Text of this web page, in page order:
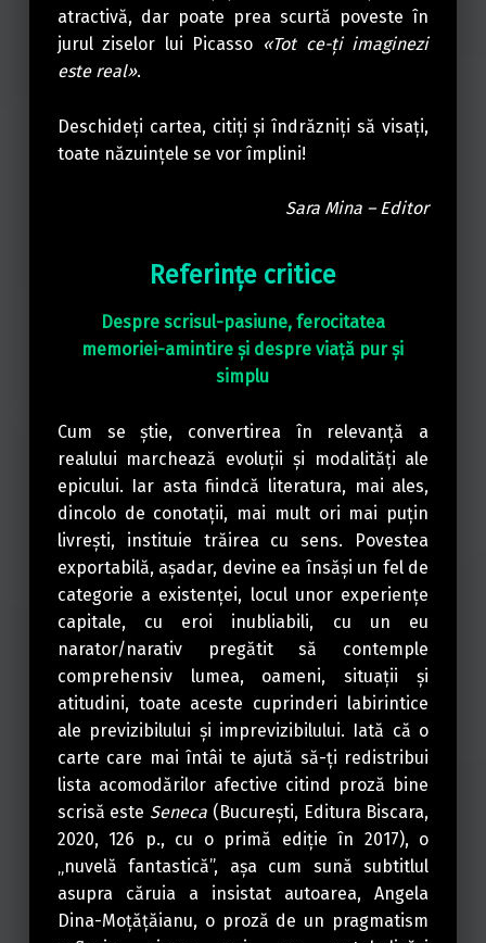
atractivă, dar poate prea scurtă poveste în
jurul ziselor lui Picasso «Tot ce-ţi imaginezi
este real».
Deschideţi cartea, citiţi şi îndrăzniţi să visaţi,
toate năzuinţele se vor împlini!
Sara Mina – Editor
Referinţe critice
Despre scrisul-pasiune, ferocitatea
memoriei-amintire și despre viață pur și
simplu
Cum se știe, convertirea în relevanță a
realului marchează evoluții și modalități ale
epicului. Iar asta fiindcă literatura, mai ales,
dincolo de conotații, mai mult ori mai puțin
livrești, instituie trăirea cu sens. Povestea
exportabilă, așadar, devine ea însăși un fel de
categorie a existenței, locul unor experiențe
capitale, cu eroi inubliabili, cu un eu
narator/narativ pregătit să contemple
comprehensiv lumea, oameni, situații și
atitudini, toate aceste cuprinderi labirintice
ale previzibilului și imprevizibilului. Iată că o
carte care mai întâi te ajută să-ți redistribui
lista acomodărilor afective citind proză bine
scrisă este Seneca (București, Editura Biscara,
2020, 126 p., cu o primă ediție în 2017), o
„nuvelă fantastică”, așa cum sună subtitlul
asupra căruia a insistat autoarea, Angela
Dina-Moțățăianu, o proză de un pragmatism